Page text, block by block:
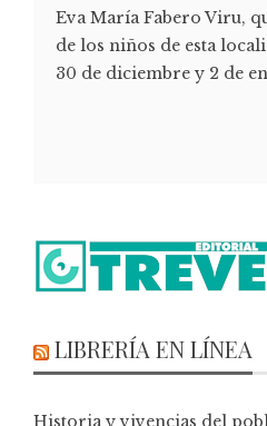
Eva María Fabero Viru,
de los niños de esta
30 de diciembre y 2 de
LIBRERÍA EN LÍNEA
Historia y vivencias del